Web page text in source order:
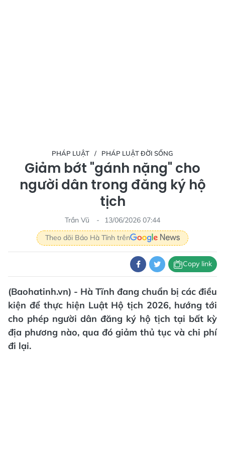
PHÁP LUẬT PHÁP LUẬT ĐỜI SỐNG
Giảm bớt "gánh nặng" cho
người dân trong đăng ký hộ
tịch
Trần Vũ
13/06/2026 07:44
Theo dõi Báo Hà Tĩnh trên
Copy link
(Baohatinh.vn) - Hà Tĩnh đang chuẩn bị các điều
kiện để thực hiện Luật Hộ tịch 2026, hướng tới
cho phép người dân đăng ký hộ tịch tại bất kỳ
địa phương nào, qua đó giảm thủ tục và chi phí
đi lại.